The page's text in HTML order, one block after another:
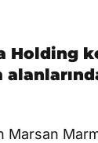
Holding
Marsan